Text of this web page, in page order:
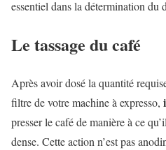
essentiel dans la détermination du
Le tassage du café
Après avoir dosé la quantité
filtre de votre machine à expresso,
presser le café de manière à ce
dense. Cette action n’est pas